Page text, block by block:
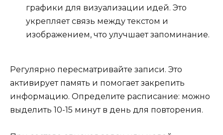
графики для визуализации идей. Это
укрепляет связь между текстом и
изображением, что улучшает запоминание.
Регулярно пересматривайте записи. Это
активирует память и помогает закрепить
информацию. Определите расписание: можно
выделить 10-15 минут в день для повторения.